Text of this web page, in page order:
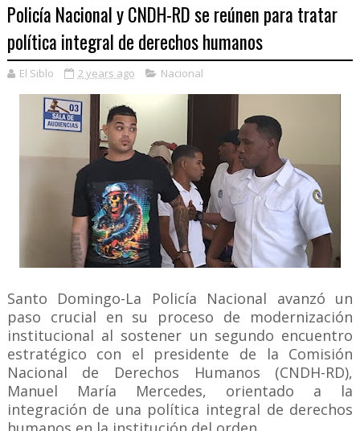
Policía Nacional y CNDH-RD se reúnen para tratar
política integral de derechos humanos
El Siblo 2 years ago Nacional
Santo Domingo-La Policía Nacional avanzó un
paso crucial en su proceso de modernización
institucional al sostener un segundo encuentro
estratégico con el presidente de la Comisión
Nacional de Derechos Humanos (CNDH-RD),
Manuel María Mercedes, orientado a la
integración de una política integral de derechos